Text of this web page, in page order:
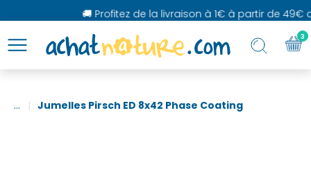
🚚 Profitez de la livraison à 1€ à partir de 49€
... Jumelles Pirsch ED 8x42 Phase Coating
3